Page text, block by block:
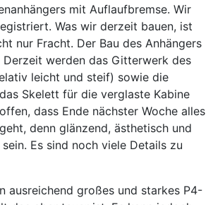
mit Auflaufbremse. Wir
Was wir derzeit bauen, ist
nur Fracht. Der Bau des Anhängers
werden das Gitterwerk des
leicht und steif) sowie die
Skelett für die verglaste Kabine
dass Ende nächster Woche alles
denn glänzend, ästhetisch und
Es sind noch viele Details zu
ausreichend großes und starkes P4-